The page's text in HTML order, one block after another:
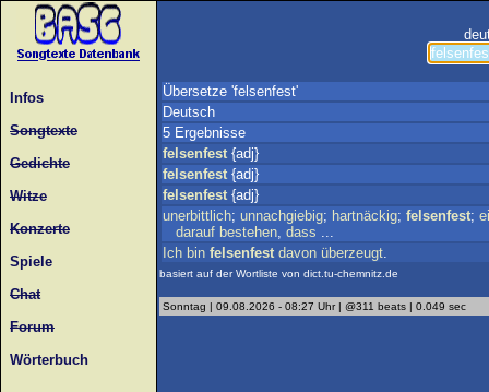
Infos
Songtexte
Gedichte
Witze
Konzerte
Spiele
Chat
Forum
Wörterbuch
Übersetze 'felsenfest'
Deutsch
5 Ergebnisse
felsenfest {adj}
felsenfest {adj}
felsenfest {adj}
unerbittlich; unnachgiebig; hartnäckig; felsenfest;
darauf bestehen, dass ...
Ich bin felsenfest davon überzeugt.
basiert auf der Wortliste von dict.tu-chemnitz.de
Sonntag | 09.08.2026 - 08:27 Uhr | @311 beats | 0.049 sec